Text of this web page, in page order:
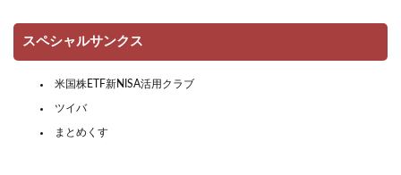
スペシャルサンクス
米国株ETF新NISA活用クラブ
ツイバ
まとめくす